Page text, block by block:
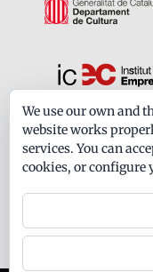
Formem part de:
We use our own and
website works
services. You can
cookies, or configure